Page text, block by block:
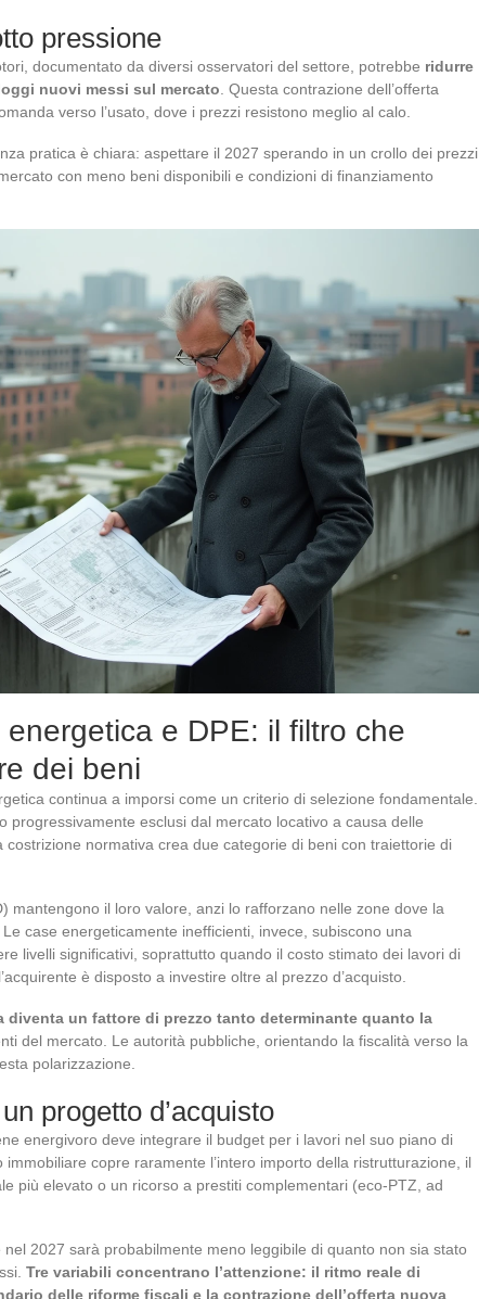
pressione
documentato da diversi osservatori del settore, potrebbe ridurre
nuovi messi sul mercato . Questa contrazione dell’offerta
verso l’usato, dove i prezzi resistono meglio al calo.
pratica è chiara: aspettare il 2027 sperando in un crollo dei prezzi
con meno beni disponibili e condizioni di finanziamento
e DPE: il filtro che
dei beni
continua a imporsi come un criterio di selezione fondamentale.
progressivamente esclusi dal mercato locativo a causa delle
costrizione normativa crea due categorie di beni con traiettorie di
mantengono il loro valore, anzi lo rafforzano nelle zone dove la
case energeticamente inefficienti, invece, subiscono una
livelli significativi, soprattutto quando il costo stimato dei lavori di
è disposto a investire oltre al prezzo d’acquisto.
diventa un fattore di prezzo tanto determinante quanto la
del mercato. Le autorità pubbliche, orientando la fiscalità verso la
polarizzazione.
progetto d’acquisto
energivoro deve integrare il budget per i lavori nel suo piano di
copre raramente l’intero importo della ristrutturazione, il
più elevato o un ricorso a prestiti complementari (eco-PTZ, ad
2027 sarà probabilmente meno leggibile di quanto non sia stato
Tre variabili concentrano l’attenzione: il ritmo reale di
delle riforme fiscali e la contrazione dell’offerta nuova